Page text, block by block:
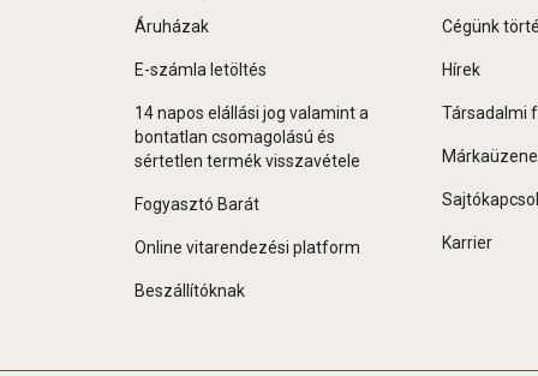
Áruházak
E-számla letöltés
14 napos elállási jog valamint a
bontatlan csomagolású és
sértetlen termék visszavétele
Fogyasztó Barát
Online vitarendezési platform
Beszállítóknak
Cégünk
Hírek
Társadalmi
Karrier